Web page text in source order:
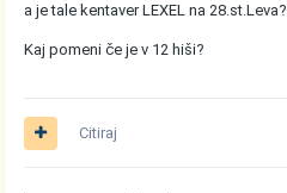
a je tale kentaver LEXEL na 28.st.Leva?
Kaj pomeni če je v 12 hiši?
Citiraj